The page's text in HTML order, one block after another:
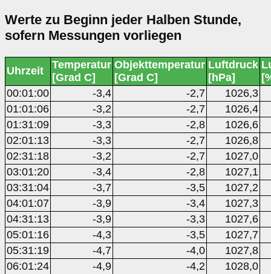
Werte zu Beginn jeder Halben Stunde,
sofern Messungen vorliegen
Uhrzeit
Temperatur
[Grad C]
Objekttemperatur
[Grad C]
Luftdruck
[hPa]
00:01:00
-3,4 -2,7
1026,3
01:01:06
-3,2 -2,7
1026,4
01:31:09
-3,3 -2,8
1026,6
02:01:13
-3,3 -2,7
1026,8
02:31:18
-3,2 -2,7
1027,0
03:01:20
-3,4 -2,8
1027,1
03:31:04
-3,7 -3,5
1027,2
04:01:07
-3,9 -3,4
1027,3
04:31:13
-3,9 -3,3
1027,6
05:01:16
-4,3 -3,5
1027,7
05:31:19
-4,7 -4,0
1027,8
06:01:24
-4,9 -4,2
1028,0